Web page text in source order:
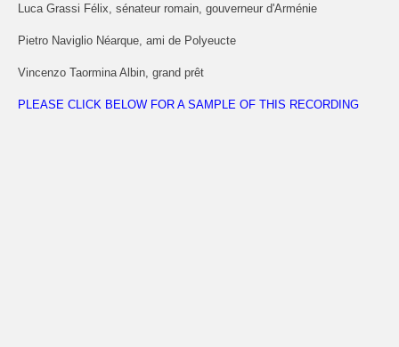
Luca Grassi Félix, sénateur romain, gouverneur d'Arménie
Pietro Naviglio Néarque, ami de Polyeucte
Vincenzo Taormina Albin, grand prêt
PLEASE CLICK BELOW FOR A SAMPLE OF THIS RECORDING